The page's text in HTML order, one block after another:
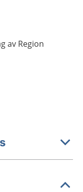
av Region